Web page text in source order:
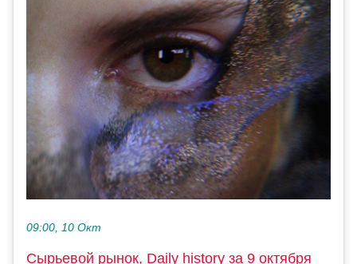
09:00, 10 Окт
Сырьевой рынок, Daily history за 9 октября